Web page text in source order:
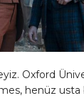
Oxford
henüz